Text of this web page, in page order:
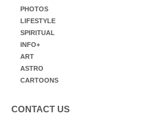
PHOTOS
LIFESTYLE
SPIRITUAL
INFO+
ART
ASTRO
CARTOONS
CONTACT US